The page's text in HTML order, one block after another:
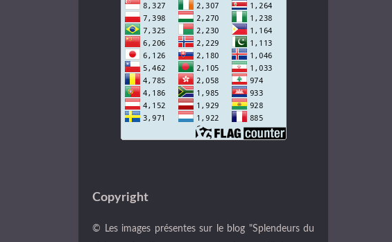
Copyright
© Les images présentes sur le blog "Splendeurs du